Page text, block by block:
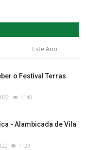
Este Ano
o Festival Terras
1140
- Alambicada de Vila
1129